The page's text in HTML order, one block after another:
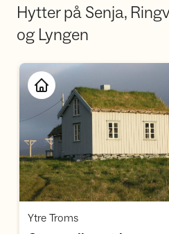
Hytter på Senja,
og Lyngen
Open cabin
Ytre Troms,